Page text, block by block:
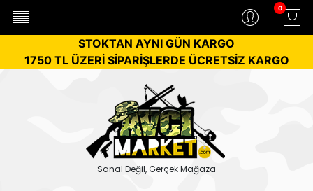
0
STOKTAN AYNI GÜN KARGO
1750 TL ÜZERİ SİPARİŞLERDE ÜCRETSİZ KARGO
Sanal Değil, Gerçek Mağaza